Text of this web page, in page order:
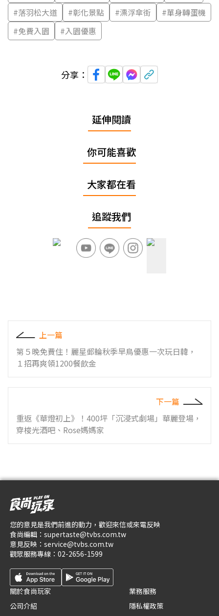
#落羽松大道 #彰化景點 #漂浮傘街 #單身轉蛋機
#免費入園 #入園優惠
分享：
延伸閱讀
你可能喜歡
大家都在看
追蹤我們
上一篇
第５晚免費住！麗星郵輪秋季早鳥優惠一次玩日韓，
１招再爽領1200餐飲金
下一篇
重返《華燈初上》！400坪「沉浸式劇場」華麗登場，
穿梭光酒吧、Rose媽媽家
您的意見是我們前進的動力，歡迎來信或來電反映
食尚編輯： supertaste@tvbs.com.tw
意見反映： service@tvbs.com.tw
觀眾服務專線： 02-2656-1599
關於食尚玩家
公司介紹
業務服務
隱私權政策